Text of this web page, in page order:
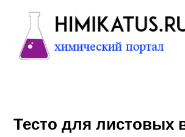
ХИМИЧЕСКАЯ
Тесто для листовых